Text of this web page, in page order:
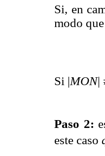
Si, en
modo
Si |MON|
Paso 2:
este caso